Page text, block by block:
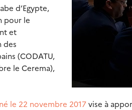
d’Egypte,
pour le
et
des
(CODATU,
le Cerema),
le 22 novembre 2017vise à